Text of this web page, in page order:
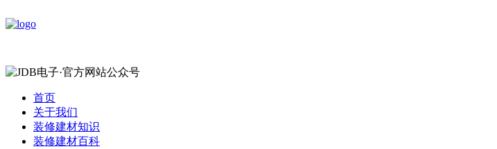
首页
关于我们
装修建材知识
装修建材百科